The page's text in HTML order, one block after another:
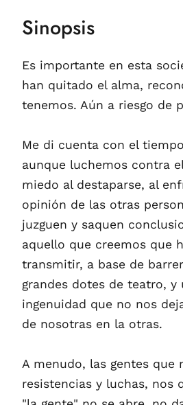
Sinopsis
Es importante en esta
han quitado el alma,
tenemos. Aún a riesgo de
Me di cuenta con el
aunque luchemos contra
miedo al destaparse, al
opinión de las otras
juzguen y saquen
aquello que creemos que
transmitir, a base de
grandes dotes de teatro, y
ingenuidad que no nos
de nosotras en la otras.
A menudo, las gentes que
resistencias y luchas, nos